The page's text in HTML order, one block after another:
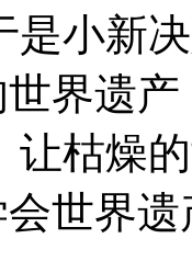
是小新
界遗
让枯燥
世界